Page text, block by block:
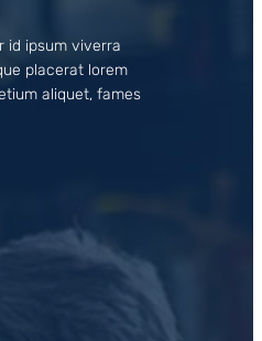
id ipsum viverra
placerat lorem
aliquet, fames